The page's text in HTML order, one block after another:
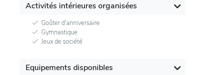
Activités intérieures organisées
Goûter d'anniversaire
Gymnastique
Jeux de société
Equipements disponibles